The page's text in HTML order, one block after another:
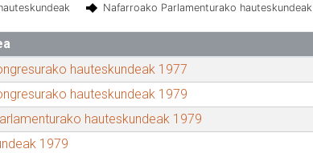
Nafarroako Parlamenturako hauteskundeak
hauteskundeak 1977
hauteskundeak 1979
hauteskundeak 1979
1979